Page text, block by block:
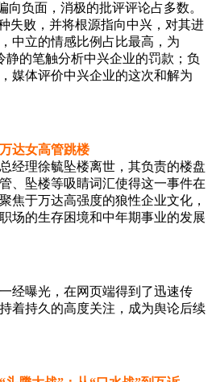
向负面，消极的批评评论占多数。
失败，并将根源指向中兴，对其进
中立的情感比例占比最高，为
静的笔触分析中兴企业的罚款；负
媒体评价中兴企业的这次和解为
达女高管跳楼
理徐毓坠楼离世，其负责的楼盘
、坠楼等吸睛词汇使得这一事件在
焦于万达高强度的狼性企业文化，
场的生存困境和中年期事业的发展
曝光，在网页端得到了迅速传
着持久的高度关注，成为舆论后续